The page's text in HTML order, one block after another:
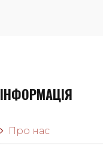
ІНФОРМАЦІЯ
Про нас